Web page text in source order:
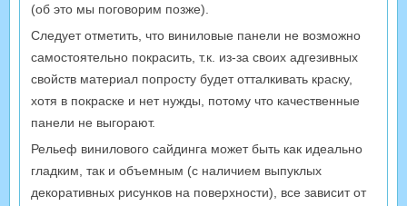
(об это мы поговорим позже).
Следует отметить, что виниловые панели не возможно
самостоятельно покрасить, т.к. из-за своих адгезивных
свойств материал попросту будет отталкивать краску,
хотя в покраске и нет нужды, потому что качественные
панели не выгорают.
Рельеф винилового сайдинга может быть как идеально
гладким, так и объемным (с наличием выпуклых
декоративных рисунков на поверхности), все зависит от